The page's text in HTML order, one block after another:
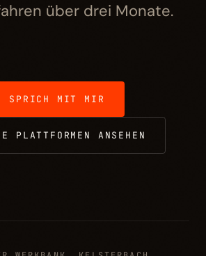
über drei Monate.
SPRICH MIT MIR
PLATTFORMEN ANSEHEN